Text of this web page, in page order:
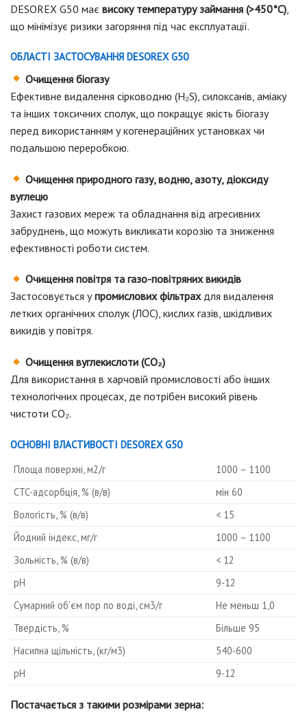
DESOREX G50 має високу температуру займання (>450°C)
що мінімізує ризики загоряння під час експлуатації.
ОБЛАСТІ ЗАСТОСУВАННЯ DESOREX G50
Очищення біогазу
Ефективне видалення сірководню (H₂S), силоксанів, аміаку
та інших токсичних сполук, що покращує якість біогазу
перед використанням у когенераційних установках чи
подальшою переробкою.
Очищення природного газу, водню, азоту, діоксиду
вуглецю
Захист газових мереж та обладнання від агресивних
забруднень, що можуть викликати корозію та зниження
ефективності роботи систем.
Очищення повітря та газо-повітряних викидів
Застосовується упромислових фільтрахдля видалення
летких органічних сполук (ЛОС), кислих газів, шкідливих
викидів у повітря.
Очищення вуглекислоти (CO₂)
Для використання в харчовій промисловості або інших
технологічних процесах, де потрібен високий рівень
чистоти CO₂.
ОСНОВНІ ВЛАСТИВОСТІ DESOREX G50
Площа поверхні, м2/г
1000 – 1100
CTC-адсорбція, % (в/в)
мін 60
Вологість, % (в/в)
< 15
Йодний індекс, мг/г
1000 – 1100
Зольність, % (в/в)
< 12
pH
9-12
Сумарний об’єм пор по воді, см3/г
Не меньш 1,0
Твердість, %
Більше 95
Насипна щільність, (кг/м3)
540-600
рН
9-12
Постачається з такими розмірами зерна: